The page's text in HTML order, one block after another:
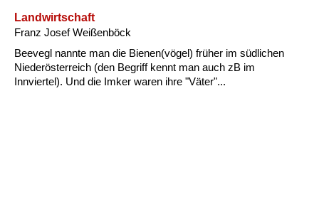
Landwirtschaft
Franz Josef Weißenböck
Beevegl nannte man die Bienen(vögel) früher im südlichen
Niederösterreich (den Begriff kennt man auch zB im
Innviertel). Und die Imker waren ihre "Väter"...